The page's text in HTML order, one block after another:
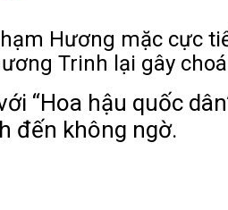
Hương mặc cực
Trinh lại gây
“Hoa hậu quốc
đến không ngờ.